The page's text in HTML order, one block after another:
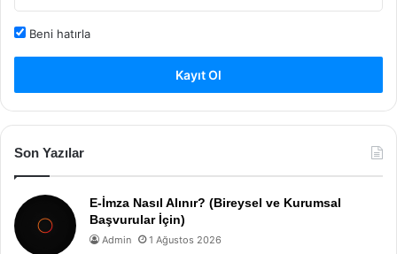
Beni hatırla
Kayıt Ol
Son Yazılar
E-İmza Nasıl Alınır? (Bireysel ve Kurumsal
Başvurular İçin)
Admin 1 Ağustos 2026